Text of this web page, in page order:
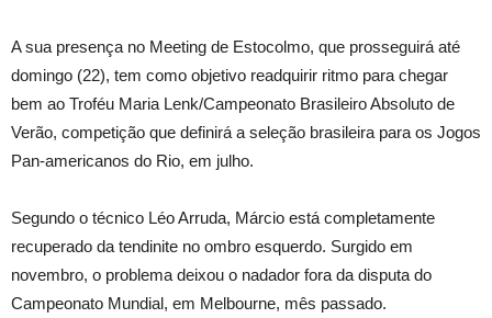
A sua presença no Meeting de Estocolmo, que prosseguirá até
domingo (22), tem como objetivo readquirir ritmo para chegar
bem ao Troféu Maria Lenk/Campeonato Brasileiro Absoluto de
Verão, competição que definirá a seleção brasileira para os Jogos
Pan-americanos do Rio, em julho.
Segundo o técnico Léo Arruda, Márcio está completamente
recuperado da tendinite no ombro esquerdo. Surgido em
novembro, o problema deixou o nadador fora da disputa do
Campeonato Mundial, em Melbourne, mês passado.